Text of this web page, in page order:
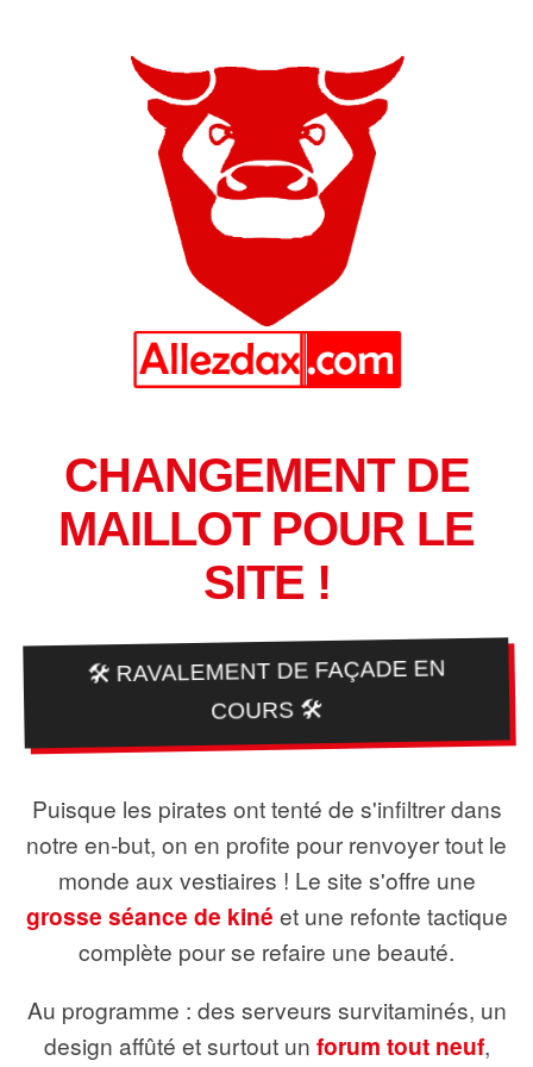
CHANGEMENT DE
MAILLOT POUR LE
SITE !
🛠️ RAVALEMENT DE FAÇADE EN
COURS 🛠️
Puisque les pirates ont tenté de s'infiltrer dans
notre en-but, on en profite pour renvoyer tout le
monde aux vestiaires ! Le site s'offre une
grosse séance de kiné et une refonte tactique
complète pour se refaire une beauté.
Au programme : des serveurs survitaminés, un
design affûté et surtout un forum tout neuf,